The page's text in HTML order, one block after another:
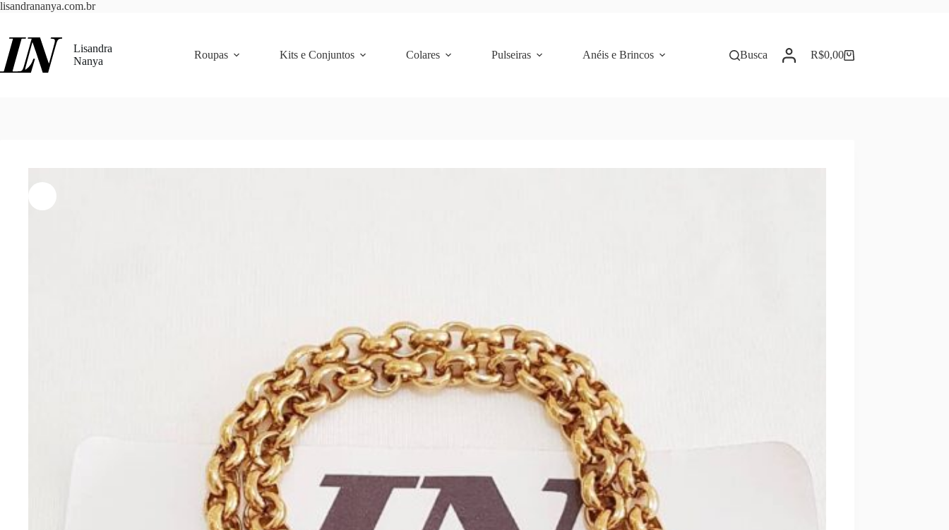
lisandrananya.com.brPular
conteúdo
Lisandra
Nanya
Roupas Kits e Conjuntos Colares Pulseiras Anéis e Brincos Busca Carrinho
R$0,00